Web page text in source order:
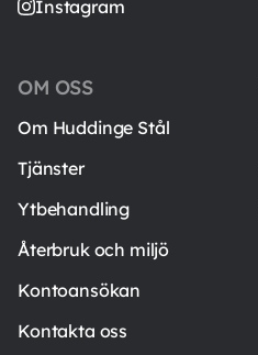
Instagram
OM OSS
Om Huddinge Stål
Tjänster
Ytbehandling
Återbruk och miljö
Kontoansökan
Kontakta oss